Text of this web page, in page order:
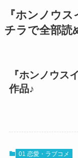
『ホンノウ
チラで全部読
『ホンノウス
作品♪
01 恋愛・ラブコメ